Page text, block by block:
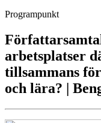
Programpunkt
arbetsplatser
tillsammans
och lära? |